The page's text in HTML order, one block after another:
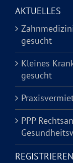
AKTUELLES
gesucht
Kleines
gesucht
PPP